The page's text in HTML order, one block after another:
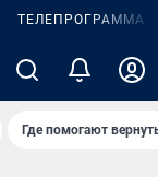
ТЕЛЕПРОГРАММА
Где помогают